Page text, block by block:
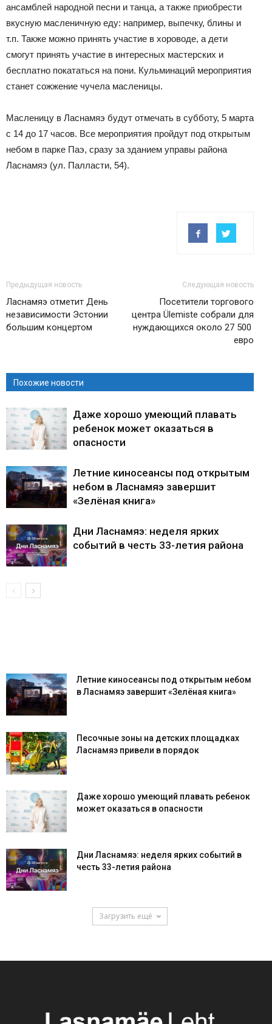
ансамблей народной песни и танца, а также приобрести
вкусную масленичную еду: например, выпечку, блины и
т.п. Также можно принять участие в хороводе, а дети
смогут принять участие в интересных мастерских и
бесплатно покататься на пони. Кульминаций мероприятия
станет сожжение чучела масленицы.
Масленицу в Ласнамяэ будут отмечать в субботу, 5 марта
с 14 до 17 часов. Все мероприятия пройдут под открытым
небом в парке Паэ, сразу за зданием управы района
Ласнамяэ (ул. Палласти, 54).
Предыдущая новость
Ласнамяэ отметит День
независимости Эстонии
большим концертом
Следующая новость
Посетители торгового
центра Ülemiste собрали для
нуждающихся около 27 500
евро
Похожие новости
Даже хорошо умеющий плавать
ребенок может оказаться в
опасности
Летние киносеансы под открытым
небом в Ласнамяэ завершит
«Зелёная книга»
Дни Ласнамяэ: неделя ярких
событий в честь 33-летия района
Летние киносеансы под открытым небом
в Ласнамяэ завершит «Зелёная книга»
Песочные зоны на детских площадках
Ласнамяэ привели в порядок
Даже хорошо умеющий плавать ребенок
может оказаться в опасности
Дни Ласнамяэ: неделя ярких событий в
честь 33-летия района
Загрузить ещё